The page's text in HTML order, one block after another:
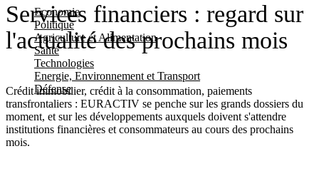
Economie
Politique
Agriculture et Alimentation
Santé
Technologies
Energie, Environnement et Transport
Défense
Services financiers : regard sur
l'actualité des prochains mois
Crédit immobilier, crédit à la consommation, paiements
transfrontaliers : EURACTIV se penche sur les grands dossiers du
moment, et sur les développements auxquels doivent s'attendre
institutions financières et consommateurs au cours des prochains
mois.